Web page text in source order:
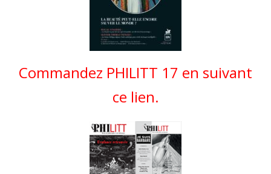
Commandez PHILITT 17 en suivant
ce lien.